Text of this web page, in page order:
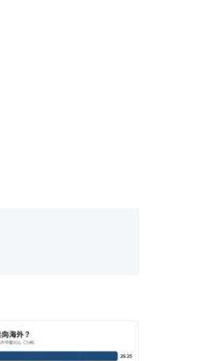
中国烹饪协会回